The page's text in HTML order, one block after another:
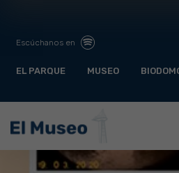
Escúchanos en
EL PARQUE MUSEO